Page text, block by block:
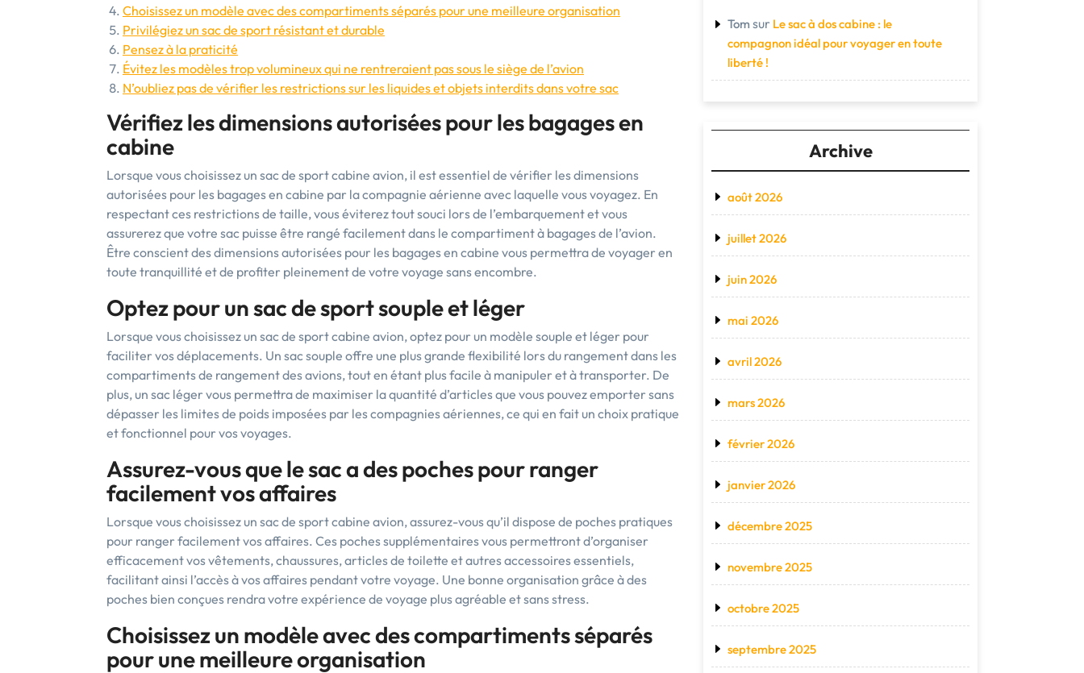
Choisissez un modèle avec des compartiments séparés pour une meilleure organisation
Privilégiez un sac de sport résistant et durable
Pensez à la praticité
Évitez les modèles trop volumineux qui ne rentreraient pas sous le siège de l’avion
N’oubliez pas de vérifier les restrictions sur les liquides et objets interdits dans votre sac
Vérifiez les dimensions autorisées pour les bagages en
cabine
Lorsque vous choisissez un sac de sport cabine avion, il est essentiel de vérifier les dimensions
autorisées pour les bagages en cabine par la compagnie aérienne avec laquelle vous voyagez. En
respectant ces restrictions de taille, vous éviterez tout souci lors de l’embarquement et vous
assurerez que votre sac puisse être rangé facilement dans le compartiment à bagages de l’avion.
Être conscient des dimensions autorisées pour les bagages en cabine vous permettra de voyager en
toute tranquillité et de profiter pleinement de votre voyage sans encombre.
Optez pour un sac de sport souple et léger
Lorsque vous choisissez un sac de sport cabine avion, optez pour un modèle souple et léger pour
faciliter vos déplacements. Un sac souple offre une plus grande flexibilité lors du rangement dans les
compartiments de rangement des avions, tout en étant plus facile à manipuler et à transporter. De
plus, un sac léger vous permettra de maximiser la quantité d’articles que vous pouvez emporter sans
dépasser les limites de poids imposées par les compagnies aériennes, ce qui en fait un choix pratique
et fonctionnel pour vos voyages.
Assurez-vous que le sac a des poches pour ranger
facilement vos affaires
Lorsque vous choisissez un sac de sport cabine avion, assurez-vous qu’il dispose de poches pratiques
pour ranger facilement vos affaires. Ces poches supplémentaires vous permettront d’organiser
efficacement vos vêtements, chaussures, articles de toilette et autres accessoires essentiels,
facilitant ainsi l’accès à vos affaires pendant votre voyage. Une bonne organisation grâce à des
poches bien conçues rendra votre expérience de voyage plus agréable et sans stress.
Choisissez un modèle avec des compartiments séparés
pour une meilleure organisation
Tom sur Le sac à dos cabine : le
compagnon idéal pour voyager en toute
liberté !
Archive
août 2026
juillet 2026
juin 2026
mai 2026
avril 2026
mars 2026
février 2026
janvier 2026
décembre 2025
novembre 2025
octobre 2025
septembre 2025